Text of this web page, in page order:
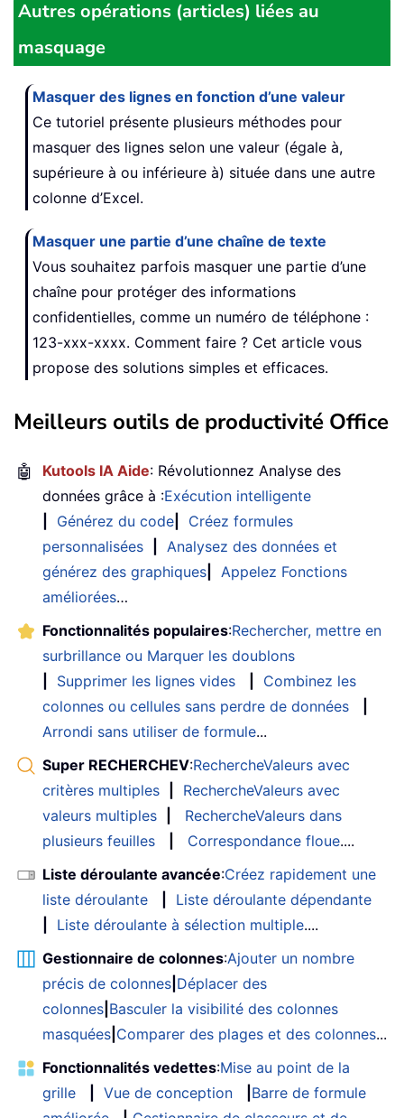
Autres opérations (articles) liées au
masquage
Masquer des lignes en fonction d’une valeur
Ce tutoriel présente plusieurs méthodes pour
masquer des lignes selon une valeur (égale à,
supérieure à ou inférieure à) située dans une autre
colonne d’Excel.
Masquer une partie d’une chaîne de texte
Vous souhaitez parfois masquer une partie d’une
chaîne pour protéger des informations
confidentielles, comme un numéro de téléphone :
123-xxx-xxxx. Comment faire ? Cet article vous
propose des solutions simples et efficaces.
Meilleurs outils de productivité Office
🤖 Kutools IA Aide: Révolutionnez Analyse des
données grâce à :Exécution intelligente
Générez du code
Créez formules
personnalisées
Analysez des données et
générez des graphiques
Appelez Fonctions
améliorées…
Fonctionnalités populaires:Rechercher, mettre en
surbrillance ou Marquer les doublons
Supprimer les lignes vides
Combinez les
colonnes ou cellules sans perdre de données
Arrondi sans utiliser de formule...
Super RECHERCHEV:RechercheValeurs avec
critères multiples
RechercheValeurs avec
valeurs multiples
RechercheValeurs dans
plusieurs feuilles
Correspondance floue....
Liste déroulante avancée:Créez rapidement une
liste déroulante
Liste déroulante dépendante
Liste déroulante à sélection multiple....
Gestionnaire de colonnes:Ajouter un nombre
précis de colonnes Déplacer des
colonnes Basculer la visibilité des colonnes
masquées Comparer des plages et des colonnes...
Fonctionnalités vedettes:Mise au point de la
grille
Vue de conception
Barre de formule